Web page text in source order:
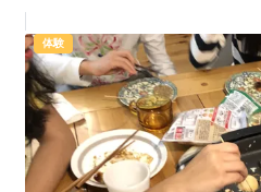
体験